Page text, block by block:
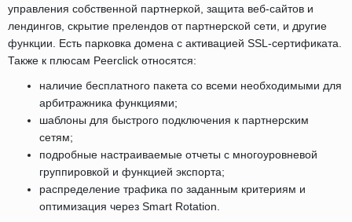
управления собственной партнеркой, защита веб-сайтов и
лендингов, скрытие прелендов от партнерской сети, и другие
функции. Есть парковка домена с активацией SSL-сертификата.
Также к плюсам Peerclick относятся:
наличие бесплатного пакета со всеми необходимыми для
арбитражника функциями;
шаблоны для быстрого подключения к партнерским
сетям;
подробные настраиваемые отчеты с многоуровневой
группировкой и функцией экспорта;
распределение трафика по заданным критериям и
оптимизация через Smart Rotation.